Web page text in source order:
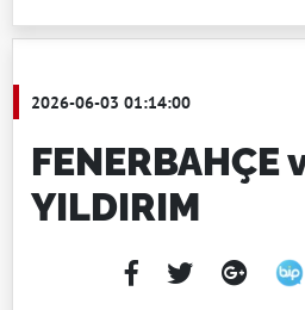
2026-06-03 01:14:00
FENERBAHÇE
YILDIRIM